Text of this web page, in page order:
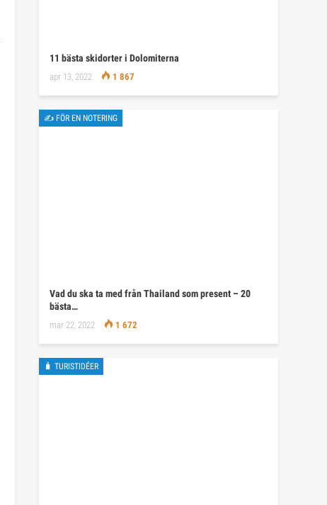
11 bästa skidorter i Dolomiterna
apr 13, 2022 1 867
✍ FÖR EN NOTERING
Vad du ska ta med från Thailand som present – 20
bästa…
mar 22, 2022 1 672
🧳 TURISTIDÉER